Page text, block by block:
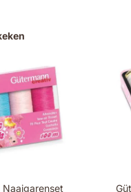
Naaigarenset